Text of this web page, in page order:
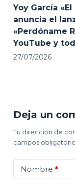
Yoy García
anuncia el
«Perdóname
YouTube y
27/07/2026
Deja un
Tu dirección de
campos
Nombre *